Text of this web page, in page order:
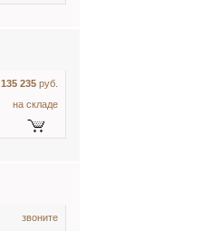
135 235 руб.
на складе
звоните